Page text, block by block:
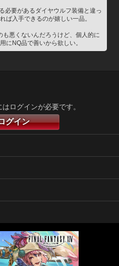
必要があるダイヤウルフ装備と違っ
ば入手できるのが嬉しい一品。
も悪くないんだろうけど、個人的に
にNQ品で善いから欲しい。
ログインが必要です。
グイン